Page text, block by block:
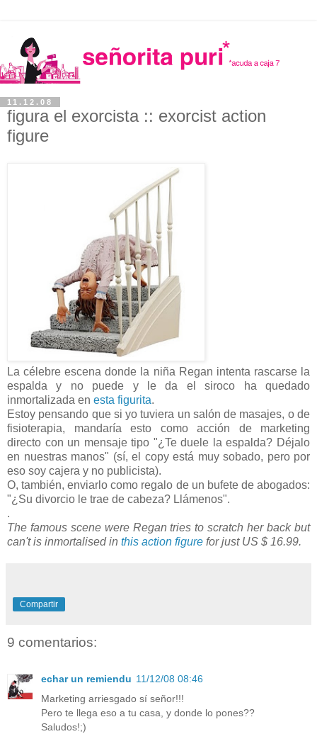
11.12.08
figura el exorcista :: exorcist action
figure
La célebre escena donde la niña Regan intenta rascarse la
espalda y no puede y le da el siroco ha quedado
inmortalizada en esta figurita.
Estoy pensando que si yo tuviera un salón de masajes, o de
fisioterapia, mandaría esto como acción de marketing
directo con un mensaje tipo "¿Te duele la espalda? Déjalo
en nuestras manos" (sí, el copy está muy sobado, pero por
eso soy cajera y no publicista).
O, también, enviarlo como regalo de un bufete de abogados:
"¿Su divorcio le trae de cabeza? Llámenos".
.
The famous scene were Regan tries to scratch her back but
can't is inmortalised in this action figure for just US $ 16.99.
Compartir
9 comentarios:
echar un remiendu 11/12/08 08:46
Marketing arriesgado sí señor!!!
Pero te llega eso a tu casa, y donde lo pones??
Saludos!;)